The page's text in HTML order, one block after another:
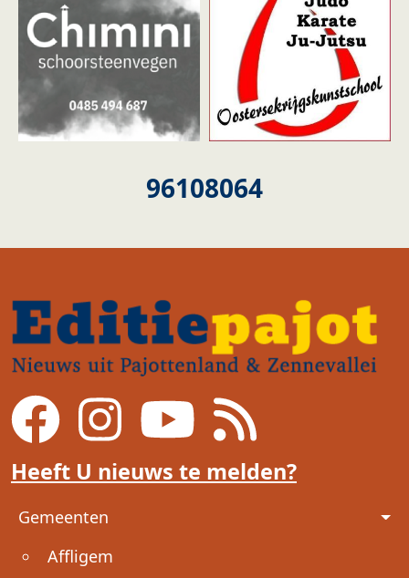
96108064
Heeft U nieuws te melden?
Voet
Gemeenten
Affligem